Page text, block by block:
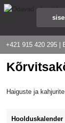
+421 915 420 295 |
Haiguste ja
Hoolduskalender